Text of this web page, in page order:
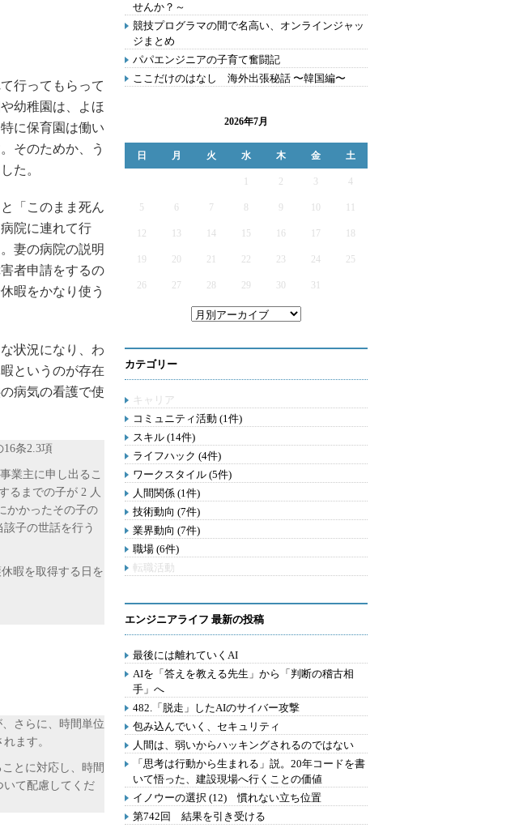
行ってもらって
幼稚園は、よほ
に保育園は働い
そのためか、う
た。
「このまま死ん
院に連れて行
妻の病院の説明
者申請をするの
暇をかなり使う
状況になり、わ
というのが存在
病気の看護で使
条2.3項
業主に申し出るこ
るまでの子が 2 人
かかったその子の
子の世話を行う
暇を取得する日を
さらに、時間単位
ます。
とに対応し、時間
いて配慮してくだ
せんか？～
競技プログラマの間で名高い、オンラインジャッ
ジまとめ
パパエンジニアの子育て奮闘記
ここだけのはなし 海外出張秘話 〜韓国編〜
2026年7月
日 月 火 水 木 金 土
2 3 4
5 6 7 9
12 13 14 15 16 17
19 20 21 22 23 24 25
26 27 28 29 30 31
カテゴリー
キャリア
コミュニティ活動 (1件)
スキル (14件)
ライフハック (4件)
ワークスタイル (5件)
人間関係 (1件)
技術動向 (7件)
業界動向 (7件)
職場 (6件)
転職活動
エンジニアライフ 最新の投稿
最後には離れていくAI
AIを「答えを教える先生」から「判断の稽古相
手」へ
482.「脱走」したAIのサイバー攻撃
包み込んでいく、セキュリティ
人間は、弱いからハッキングされるのではない
「思考は行動から生まれる」説。20年コードを書
いて悟った、建設現場へ行くことの価値
イノウーの選択 (12) 慣れない立ち位置
第742回 結果を引き受ける